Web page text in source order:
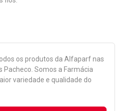
os produtos da Alfaparfnas
Pacheco. Somos a Farmácia
variedade e qualidade do